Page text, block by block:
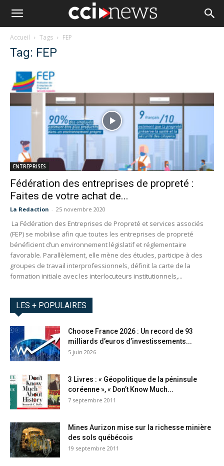
Accueil Tags FEP
Tag: FEP
ENTREPRISES
Fédération des entreprises de propreté :
Faites de votre achat de...
La Redaction - 25 novembre 2020
La Fédération des Entreprises de Propreté et services associés
(FEP) se mobilise afin que toutes les entreprises de propreté
bénéficient d’un environnement législatif et réglementaire
favorable. Parallèlement, elle mène des études, participe à des
groupes de travail interprofessionnels, définit la carte de la
formation initiale avec les interlocuteurs institutionnels,...
LES + POPULAIRES
Choose France 2026 : Un record de 93
milliards d’euros d’investissements...
5 juin 2026
3 Livres : « Géopolitique de la péninsule
coréenne », « Don’t Know Much...
7 septembre 2011
Mines Aurizon mise sur la richesse minière
des sols québécois
19 septembre 2011